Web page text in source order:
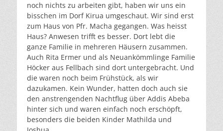
noch nichts zu arbeiten gibt, haben wir uns ein
bisschen im Dorf Kirua umgeschaut. Wir sind erst
zum Haus von Pfr. Macha gegangen. Was heisst
Haus? Anwesen trifft es besser. Dort lebt die
ganze Familie in mehreren Häusern zusammen.
Auch Rita Ermer und als Neuankömmlinge Familie
Höcker aus Fellbach sind dort untergebracht. Und
die waren noch beim Frühstück, als wir
dazukamen. Kein Wunder, hatten doch auch sie
den anstrengenden Nachtflug über Addis Abeba
hinter sich und waren einfach noch erschöpft,
besonders die beiden Kinder Mathilda und